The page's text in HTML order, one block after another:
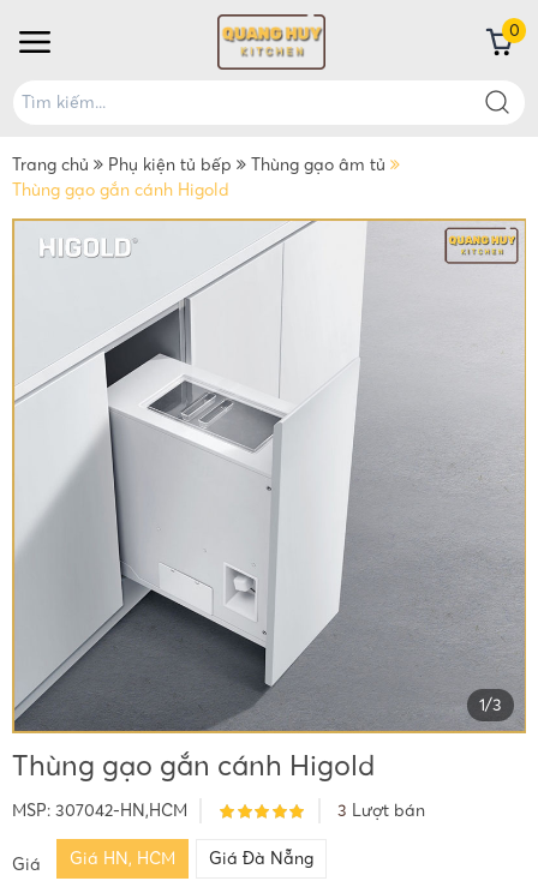
0
Trang chủ Phụ kiện tủ bếp
Thùng gạo âm tủ
Thùng gạo gắn cánh Higold
1/3
Thùng gạo gắn cánh Higold
MSP: 307042-HN,HCM 3 Lượt bán
Giá Giá HN, HCM Giá Đà Nẵng